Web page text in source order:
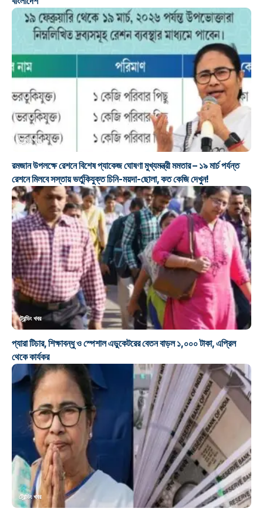
ট্রেন্ডিং খবর
রমজান উপলক্ষে রেশনে বিশেষ প্যাকেজ ঘোষণা মুখ্যমন্ত্রী মমতার – ১৯ মার্চ পর্যন্ত
রেশনে মিলবে সস্তায় ভর্তুকিযুক্ত চিনি-ময়দা-ছোলা, কত কেজি দেখুন!
ট্রেন্ডিং খবর
প্যারা টিচার, শিক্ষাবন্ধু ও স্পেশাল এডুকেটরের বেতন বাড়ল ১,০০০ টাকা, এপ্রিল
থেকে কার্যকর
ট্রেন্ডিং খবর